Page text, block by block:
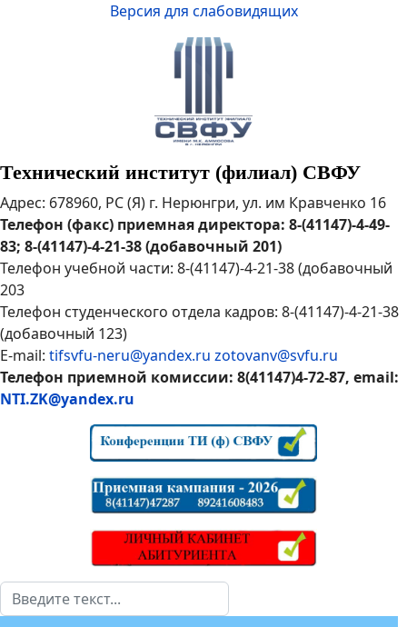
Версия для слабовидящих
Технический институт (филиал) СВФУ
Адрес: 678960, РС (Я) г. Нерюнгри, ул. им Кравченко 16
Телефон (факс) приемная директора: 8-(41147)-4-49-
83; 8-(41147)-4-21-38 (добавочный 201)
Телефон учебной части: 8-(41147)-4-21-38 (добавочный
203
Телефон студенческого отдела кадров: 8-(41147)-4-21-38
(добавочный 123)
E-mail: tifsvfu-neru@yandex.ru zotovanv@svfu.ru
Телефон приемной комиссии: 8(41147)4-72-87, email:
NTI.ZK@yandex.ru
Поиск